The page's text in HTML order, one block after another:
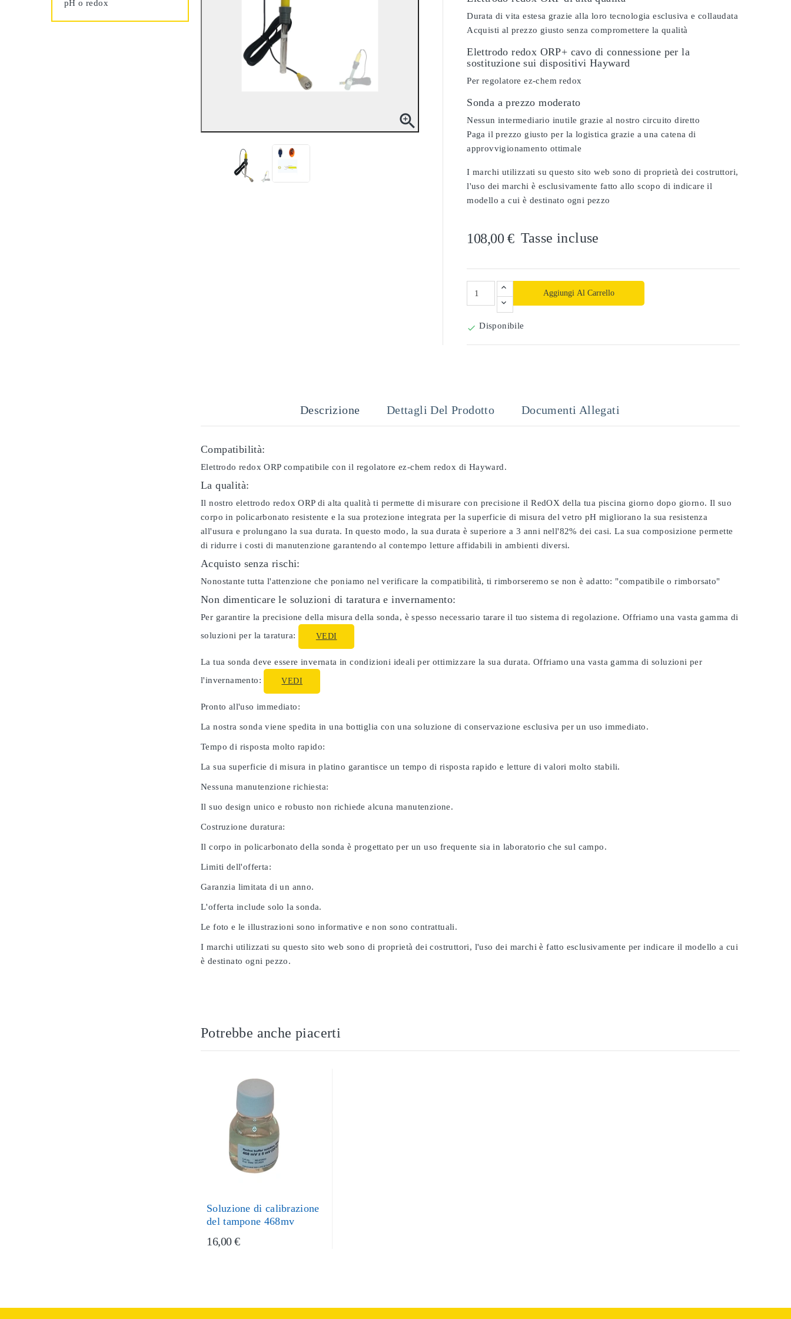
pH o redox

Durata di vita estesa grazie alla loro tecnologia esclusiva e collaudata
Acquisti al prezzo giusto senza compromettere la qualità
Elettrodo redox ORP+ cavo di connessione per la
sostituzione sui dispositivi Hayward
Per regolatore ez-chem redox
Sonda a prezzo moderato
Nessun intermediario inutile grazie al nostro circuito diretto
Paga il prezzo giusto per la logistica grazie a una catena di
approvvigionamento ottimale
I marchi utilizzati su questo sito web sono di proprietà dei costruttori,
l'uso dei marchi è esclusivamente fatto allo scopo di indicare il
modello a cui è destinato ogni pezzo
108,00 € Tasse incluse
Aggiungi Al Carrello
 Disponibile
Descrizione Dettagli Del Prodotto Documenti Allegati
Compatibilità:
Elettrodo redox ORP compatibile con il regolatore ez-chem redox di Hayward.
La qualità:
Il nostro elettrodo redox ORP di alta qualità ti permette di misurare con precisione il RedOX della tua piscina giorno dopo giorno. Il suo
corpo in policarbonato resistente e la sua protezione integrata per la superficie di misura del vetro pH migliorano la sua resistenza
all'usura e prolungano la sua durata. In questo modo, la sua durata è superiore a 3 anni nell'82% dei casi. La sua composizione permette
di ridurre i costi di manutenzione garantendo al contempo letture affidabili in ambienti diversi.
Acquisto senza rischi:
Nonostante tutta l'attenzione che poniamo nel verificare la compatibilità, ti rimborseremo se non è adatto: "compatibile o rimborsato"
Non dimenticare le soluzioni di taratura e invernamento:
Per garantire la precisione della misura della sonda, è spesso necessario tarare il tuo sistema di regolazione. Offriamo una vasta gamma di
soluzioni per la taratura:
VEDI
La tua sonda deve essere invernata in condizioni ideali per ottimizzare la sua durata. Offriamo una vasta gamma di soluzioni per
l'invernamento:
VEDI
Pronto all'uso immediato:
La nostra sonda viene spedita in una bottiglia con una soluzione di conservazione esclusiva per un uso immediato.
Tempo di risposta molto rapido:
La sua superficie di misura in platino garantisce un tempo di risposta rapido e letture di valori molto stabili.
Nessuna manutenzione richiesta:
Il suo design unico e robusto non richiede alcuna manutenzione.
Costruzione duratura:
Il corpo in policarbonato della sonda è progettato per un uso frequente sia in laboratorio che sul campo.
Limiti dell'offerta:
Garanzia limitata di un anno.
L'offerta include solo la sonda.
Le foto e le illustrazioni sono informative e non sono contrattuali.
I marchi utilizzati su questo sito web sono di proprietà dei costruttori, l'uso dei marchi è fatto esclusivamente per indicare il modello a cui
è destinato ogni pezzo.
Potrebbe anche piacerti
Soluzione di calibrazione
del tampone 468mv
16,00 €